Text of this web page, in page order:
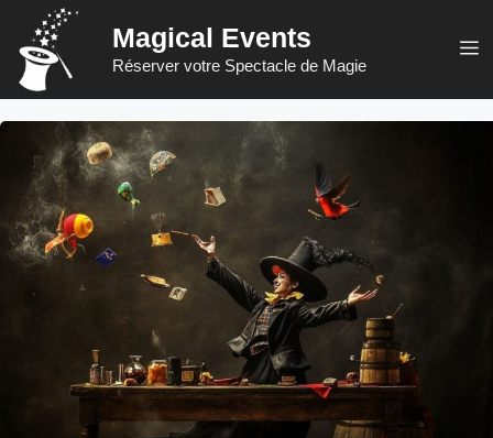
contenu
Magical Events
Réserver votre Spectacle de Magie